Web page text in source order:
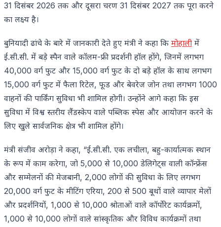
31 दिसंबर 2026 तक और दूसरा चरण 31 दिसंबर 2027 तक पूरा करने
का लक्ष्य है।
बुनियादी ढांचे के बारे में जानकारी देते हुए मंत्री ने कहा कि मोहाली में
ई.सी.सी. में बड़े स्पैन वाले कॉलम-फ्री प्रदर्शनी हॉल होंगे, जिनमें लगभग
40,000 वर्ग फुट और 15,000 वर्ग फुट के दो बड़े हॉल के साथ लगभग
15,000 वर्ग फुट में फैला रिटेल, फूड और बेवरेज जोन तथा लगभग 1000
वाहनों की पार्किंग सुविधा भी शामिल होगी। उन्होंने आगे कहा कि इस
सुविधा में विश्व स्तरीय लैंडस्केप वाले पब्लिक स्पेस और आयोजन करने के
लिए खुले सार्वजनिक क्षेत्र भी शामिल होंगे।
मंत्री संजीव अरोड़ा ने कहा, “ई.सी.सी. एक लचीला, बहु-कार्यात्मक स्थान
के रूप में काम करेगा, जो 5,000 से 10,000 डेलिगेट्स वाली कॉन्फ्रेंस
और सम्मेलनों की मेजबानी, 2,000 लोगों की सुविधा के लिए लगभग
20,000 वर्ग फुट के मीटिंग एरिया, 200 से 500 बूथों वाले व्यापार मेलों
और प्रदर्शनियों, 1,000 से 10,000 श्रोताओं वाले कॉर्पाेरेट कार्यक्रमों,
1,000 से 10,000 लोगों वाले सांस्कृतिक और विविध कार्यक्रमों तथा